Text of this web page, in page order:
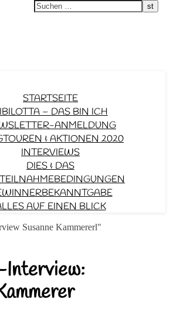
STARTSEITE
– DAS BIN ICH
ANMELDUNG
& AKTIONEN 2020
INTERVIEWS
DIES & DAS
TEILNAHMEBEDINGUNGEN
AUF EINEN BLICK